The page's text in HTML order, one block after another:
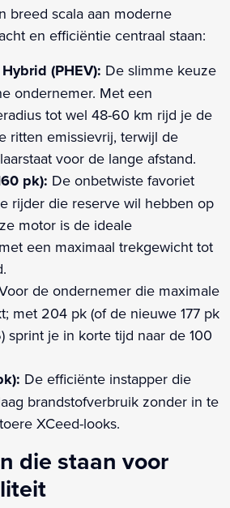
breed scala aan moderne
en efficiëntie centraal staan:
(PHEV): De slimme keuze
ondernemer. Met een
tot wel 48-60 km rijd je de
ritten emissievrij, terwijl de
voor de lange afstand.
pk): De onbetwiste favoriet
rijder die reserve wil hebben op
motor is de ideale
een maximaal trekgewicht tot
de ondernemer die maximale
met 204 pk (of de nieuwe 177 pk
sprint je in korte tijd naar de 100
De efficiënte instapper die
brandstofverbruik zonder in te
XCeed-looks.
die staan voor